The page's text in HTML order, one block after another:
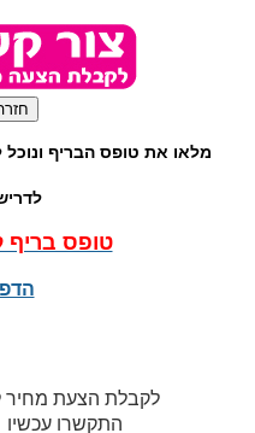
מלאו את טופס הבריף
טופס
לקבלת הצעת מחיר
התקשרו עכשיו